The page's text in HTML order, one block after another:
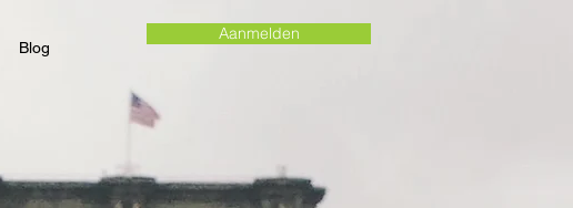
Blog
Aanmelden